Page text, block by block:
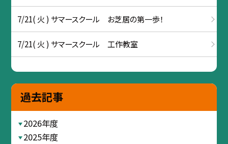
7/21( 火 ) サマースクール お芝居の第一歩！
7/21( 火 ) サマースクール 工作教室
過去記事
2026年度
2025年度